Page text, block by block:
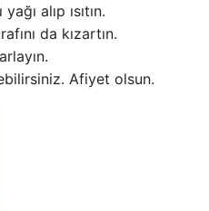
alıp ısıtın.
da kızartın.
Afiyet olsun.